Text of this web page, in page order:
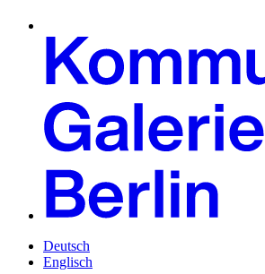
Deutsch
Englisch